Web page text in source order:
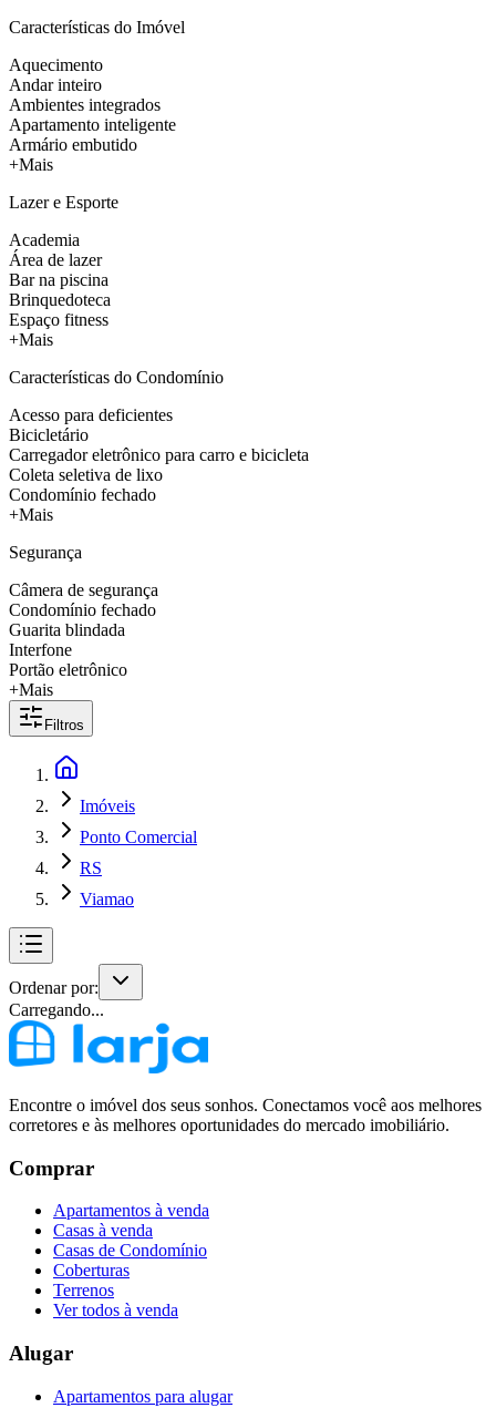
Características do Imóvel
Aquecimento
Andar inteiro
Ambientes integrados
Apartamento inteligente
Armário embutido
+Mais
Lazer e Esporte
Academia
Área de lazer
Bar na piscina
Brinquedoteca
Espaço fitness
+Mais
Características do Condomínio
Acesso para deficientes
Bicicletário
Carregador eletrônico para carro e bicicleta
Coleta seletiva de lixo
Condomínio fechado
+Mais
Segurança
Câmera de segurança
Condomínio fechado
Guarita blindada
Interfone
Portão eletrônico
+Mais
Filtros
Imóveis
Ponto Comercial
RS
Viamao
Ordenar por:
Carregando...
Encontre o imóvel dos seus sonhos. Conectamos você aos melhores
corretores e às melhores oportunidades do mercado imobiliário.
Comprar
Apartamentos à venda
Casas à venda
Casas de Condomínio
Coberturas
Terrenos
Ver todos à venda
Alugar
Apartamentos para alugar